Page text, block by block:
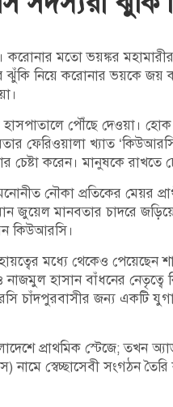
করোনার মতো ভয়ঙ্কর
নিয়ে করোনার ভয়কে জয়
পৌঁছে দেওয়া।
ফেরিওয়ালা খ্যাত
করেন। মানুষকে রাখতে
নৌকা প্রতিকের মেয়র
জুয়েল মানবতার চাদরে
কিউআরসি।
মধ্যে থেকেও পেয়েছেন
হাসান বাঁধনের
চাঁদপুরবাসীর জন্য একটি
প্রাথমিক স্টেজে; তখন
নামে স্বেচ্ছাসেবী সংগঠন